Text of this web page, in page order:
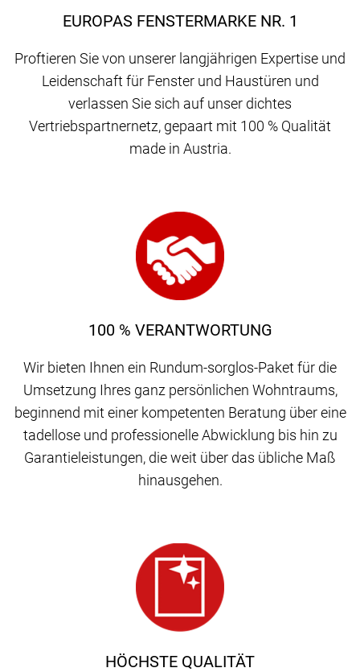
EUROPAS FENSTERMARKE NR. 1
Proftieren Sie von unserer langjährigen Expertise und
Leidenschaft für Fenster und Haustüren und
verlassen Sie sich auf unser dichtes
Vertriebspartnernetz, gepaart mit 100 % Qualität
made in Austria.
HÖCHSTE QUALITÄT
100 % VERANTWORTUNG
Wir bieten Ihnen ein Rundum-sorglos-Paket für die
Umsetzung Ihres ganz persönlichen Wohntraums,
beginnend mit einer kompetenten Beratung über eine
tadellose und professionelle Abwicklung bis hin zu
Garantieleistungen, die weit über das übliche Maß
hinausgehen.